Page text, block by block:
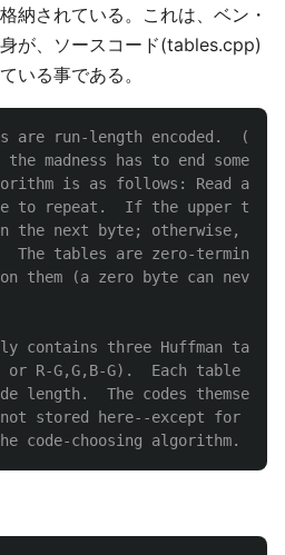
納されている。これは、ベン・
が、ソースコード(tables.cpp)
いる事である。
are run-length encoded.  (I
madness has to end
is as follows: Read a
to repeat.  If the upper
the next byte; otherwise, the
The tables are zero-
them (a zero byte can never
contains three Huffman
R-G,G,B-G).  Each table
length.  The codes
stored here--except for
choosing algorithm.